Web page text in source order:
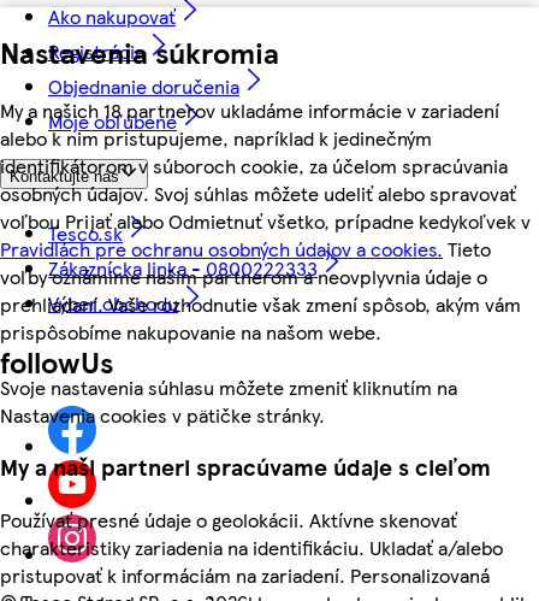
Nastavenia súkromia
My a našich 18 partnerov ukladáme informácie v zariadení
alebo k nim pristupujeme, napríklad k jedinečným
identifikátorom v súboroch cookie, za účelom spracúvania
osobných údajov. Svoj súhlas môžete udeliť alebo spravovať
voľbou Prijať alebo Odmietnuť všetko, prípadne kedykoľvek v
Pravidlách pre ochranu osobných údajov a cookies. Tieto
voľby oznámime našim partnerom a neovplyvnia údaje o
prehliadaní. Vaše rozhodnutie však zmení spôsob, akým vám
prispôsobíme nakupovanie na našom webe.
Svoje nastavenia súhlasu môžete zmeniť kliknutím na
Nastavenia cookies v pätičke stránky.
My a naši partneri spracúvame údaje s cieľom
Používať presné údaje o geolokácii. Aktívne skenovať
charakteristiky zariadenia na identifikáciu. Ukladať a/alebo
pristupovať k informáciám na zariadení. Personalizovaná
Ako nakupovať
Registrácia
Objednanie doručenia
Moje obľúbené
Kontaktujte nás
Tesco.sk
Zákaznícka linka - 0800222333
Výber obchodu
followUs